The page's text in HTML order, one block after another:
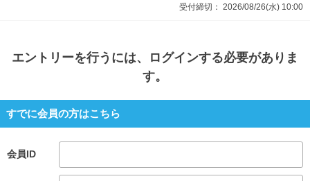
受付締切： 2026/08/26(水) 10:00
エントリーを行うには、ログインする必要がありま
す。
すでに会員の方はこちら
会員ID